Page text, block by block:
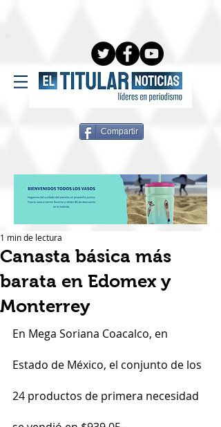
Compartir
Canasta básica más
barata en Edomex y
Monterrey
1 min de lectura
En Mega Soriana Coacalco, en
Estado de México, el conjunto de los
24 productos de primera necesidad